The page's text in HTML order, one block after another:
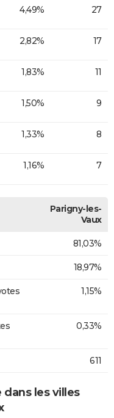
4,49% 27
2,82% 17
1,83% 11
1,50% 9
1,33% 8
1,16% 7
Parigny-les-
Vaux
81,03%
18,97%
1,15%
0,33%
611
les villes